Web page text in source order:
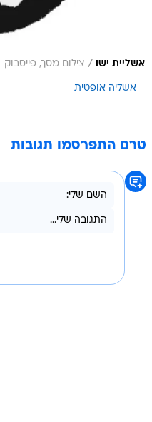
אשליית ישו / צילום מסך, פייסבוק
אשליה אופטית
טרם התפרסמו תגובות